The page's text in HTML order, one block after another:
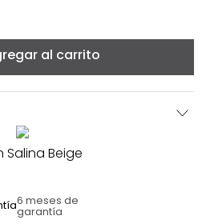
al carrito
Beige
6 meses de
garantía